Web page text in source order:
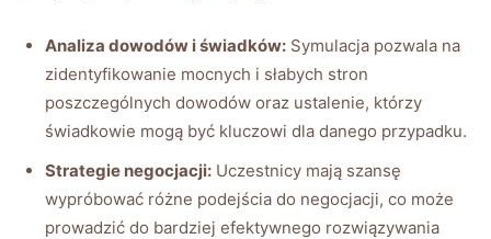
Analiza dowodów i świadków: Symulacja pozwala na
zidentyfikowanie mocnych i słabych stron
poszczególnych dowodów oraz ustalenie, którzy
świadkowie mogą być kluczowi dla danego przypadku.
Strategie negocjacji: Uczestnicy mają szansę
wypróbować różne podejścia do negocjacji, co może
prowadzić do bardziej efektywnego rozwiązywania